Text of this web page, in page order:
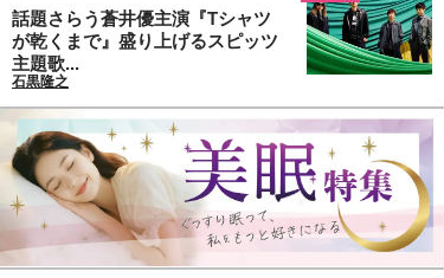
話題さらう蒼井優主演『Tシャツ
が乾くまで』盛り上げるスピッツ
主題歌...
石黒隆之